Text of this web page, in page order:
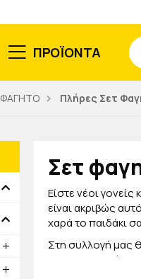
ΠΡΟΪΟΝΤΑ
ΦΑΓΗΤΟ Πλήρες Σετ
Σετ
Είστε νέοι
είναι ακριβώς
χαρά το παιδάκι
Στη συλλογή μας
κατασκευασμένα
σχέδια θα τα